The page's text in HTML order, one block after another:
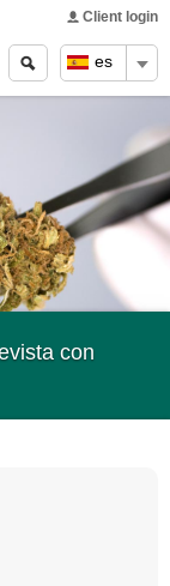
es
Client login
Search
form
Buscar
con